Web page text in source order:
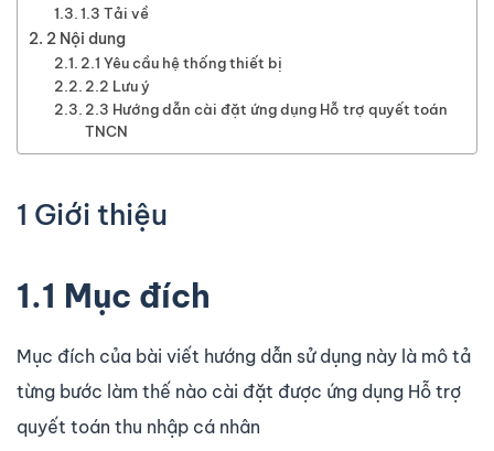
1.3 Tải về
2 Nội dung
2.1 Yêu cầu hệ thống thiết bị
2.2 Lưu ý
2.3 Hướng dẫn cài đặt ứng dụng Hỗ trợ quyết toán
TNCN
1 Giới thiệu
1.1 Mục đích
Mục đích của bài viết hướng dẫn sử dụng này là mô tả
từng bước làm thế nào cài đặt được ứng dụng Hỗ trợ
quyết toán thu nhập cá nhân